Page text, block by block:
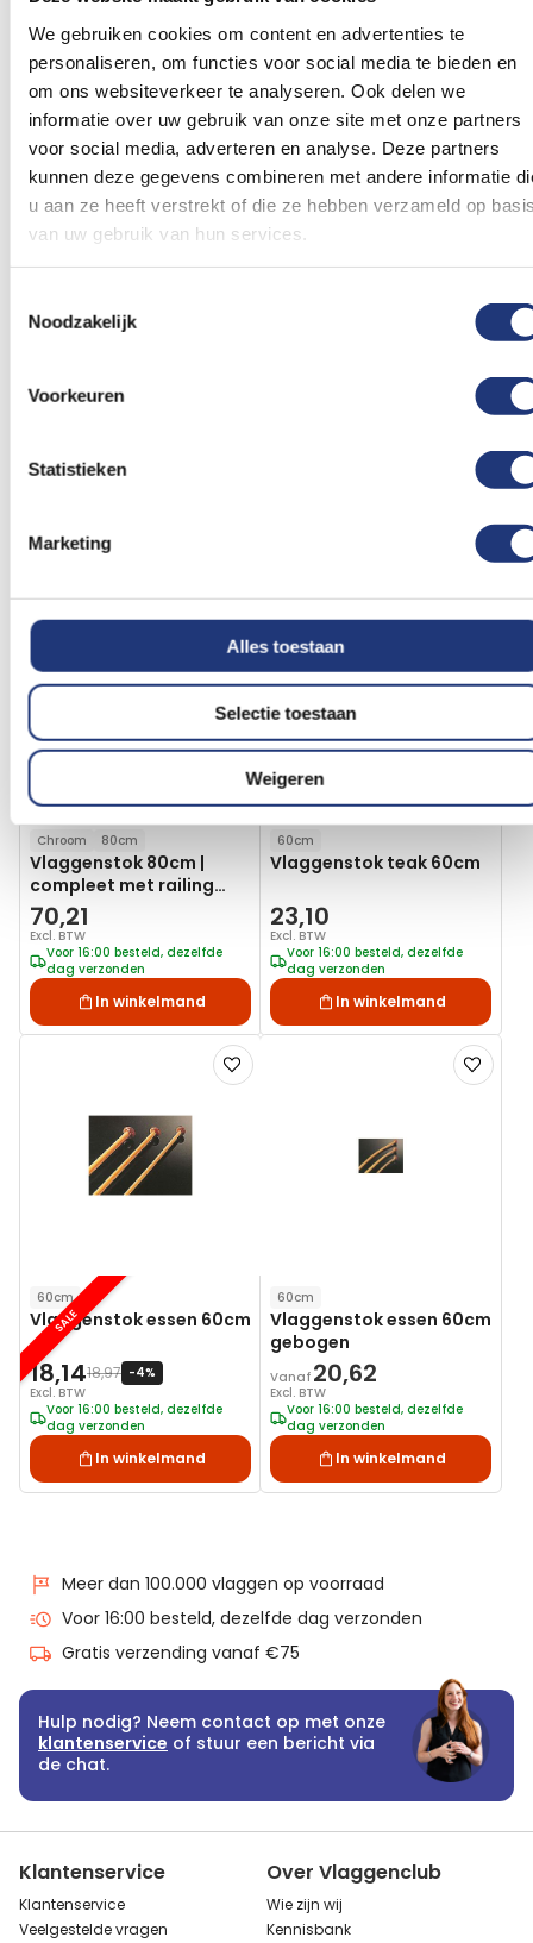
We gebruiken cookies om content en advertenties te
personaliseren, om functies voor social media te bieden en
om ons websiteverkeer te analyseren. Ook delen we
informatie over uw gebruik van onze site met onze partners
voor social media, adverteren en analyse. Deze partners
kunnen deze gegevens combineren met andere informatie
u aan ze heeft verstrekt of die ze hebben verzameld op
van uw gebruik van hun services.
Noodzakelijk
Voorkeuren
Statistieken
Marketing
Alles toestaan
Selectie toestaan
Weigeren
dan 20 vlaggen? Neem dan contact op met de
klantenservice voor een scherp geprijsde offerte.
Ook kunnen wij jouw vlag Nederland met inzet
Groningen vlag in vele formaten leveren. Staat jouw
formaat nog niet in de webshop? Neem ook dan
contact op en wij voegen jouw formaat vlag
dezelfde dag nog toe.
Beoordelingen
Dit artikel heeft nog geen beoordelingen.
Schrijf een beoordeling
Vergelijkbare producten
Voeg
toe
aan
verlanglijst
Chroom 80cm
Vlaggenstok 80cm |
compleet met railing
montage
70,21
Excl. BTW
Voor 16:00 besteld, dezelfde
dag verzonden
In winkelmand
Voeg
toe
60cm
Vlaggenstok teak 60cm
23,10
Excl. BTW
Voor 16:00 besteld, dezelfde
dag verzonden
In winkelmand
Voeg
toe
SALE
60cm
Vlaggenstok essen 60cm
18,1418,97 -4%
Excl. BTW
Voor 16:00 besteld, dezelfde
dag verzonden
In winkelmand
Voeg
toe
60cm
Vlaggenstok essen 60cm
gebogen
Vanaf 20,62
Excl. BTW
Voor 16:00 besteld, dezelfde
dag verzonden
In winkelmand
Meer dan 100.000 vlaggen op voorraad
Voor 16:00 besteld, dezelfde dag verzonden
Gratis verzending vanaf €75
Hulp nodig? Neem contact op met onze
klantenservice of stuur een bericht via
de chat.
Klantenservice
Klantenservice
Veelgestelde vragen
Over Vlaggenclub
Wie zijn wij
Kennisbank